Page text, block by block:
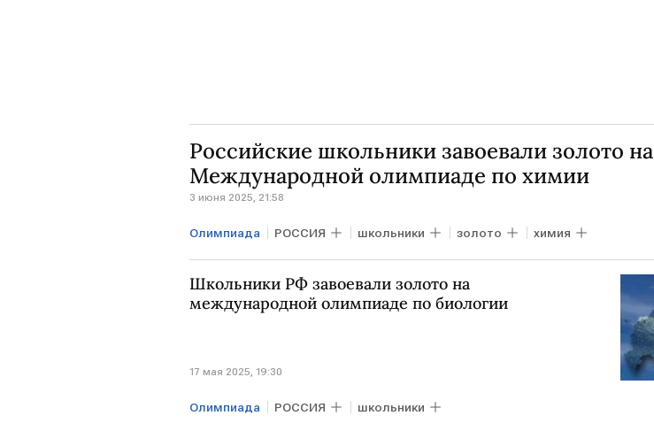
Российские школьники завоевали золото на
Международной олимпиаде по химии
3 июня 2025, 21:58
Олимпиада РОССИЯ школьники золото химия
Школьники РФ завоевали золото на
международной олимпиаде по биологии
17 мая 2025, 19:30
Олимпиада РОССИЯ школьники